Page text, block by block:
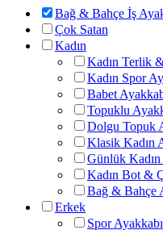
Bağ & Bahçe İş
Çok Satan
Kadın
Kadın Terlik
Kadın Spor
Babet
Topuklu
Dolgu Topuk
Klasik Kadın
Günlük Kadın
Kadın Bot &
Bağ & Bahçe
Erkek
Spor Ayakkabı